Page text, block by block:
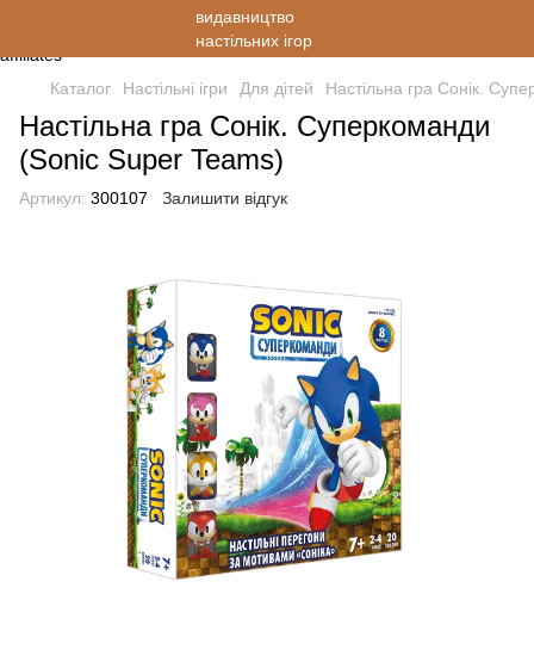
Каталог Настільні ігри Для дітей Настільна гра Сонік.
Настільна гра Сонік. Суперкоманди
(Sonic Super Teams)
Артикул: 300107 Залишити відгук